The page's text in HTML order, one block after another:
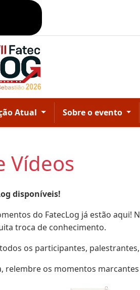
Atual Sobre o evento
Vídeos
disponíveis!
do FatecLog já estão aqui!
troca de conhecimento.
os participantes,
relembre os momentos